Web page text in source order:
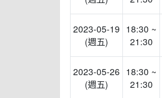
2023-05-19
(週五)
18:30 ~
21:30
2023-05-26
(週五)
18:30 ~
21:30